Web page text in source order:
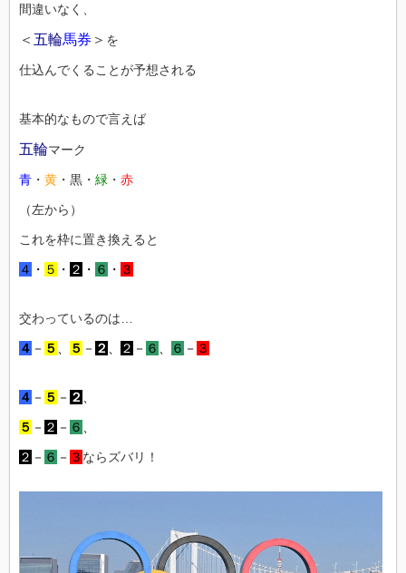
間違いなく、
＜ 五輪馬券 ＞ を
仕込んでくることが予想される
基本的なもので言えば
五輪マーク
青 ・ 黄 ・黒・ 緑 ・ 赤
（左から）
これを枠に置き換えると
４ ・ ５ ・ ２ ・ ６ ・ ３
交わっているのは…
４ － ５ ５ － ２ ２ － ６ ６ － ３
４ － ５ － ２
５ － ２ － ６
２ － ６ － ３ ならズバリ！